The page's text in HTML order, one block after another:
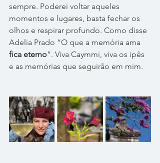
sempre. Poderei voltar aqueles
momentos e lugares, basta fechar os
olhos e respirar profundo. Como disse
Adelia Prado “O que a memória ama
fica eterno”. Viva Caymmi, viva os ipês
e as memórias que seguirão em mim.